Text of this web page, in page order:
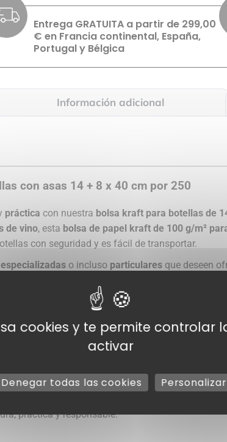
Entrega GRATUITA a partir de 299,00
€ en Francia continental, España,
Portugal y Bélgica
Información adicional
con asas 14 + 8 x 40 cm por 250
práctica con nuestra bolsa kraft para botellas de
de vino, esta bolsa de papel kraft de 100 g/m²
con seguridad y es fácil de transportar.
o incluso particulares que deseen
de una botella de vino, champán o cualquier
la botella, al tiempo que subraya una imagen
respetuosa con el medio ambiente .
Su formatode 14 + 8 x 40 cm
está
transporte.
,estéticayrespeto por el medio ambiente, al
sus ventas para llevar o sus regalos de
práctica y responsable.
cookies y te permite controlar
activar
Denegar todas las cookies Personalizar